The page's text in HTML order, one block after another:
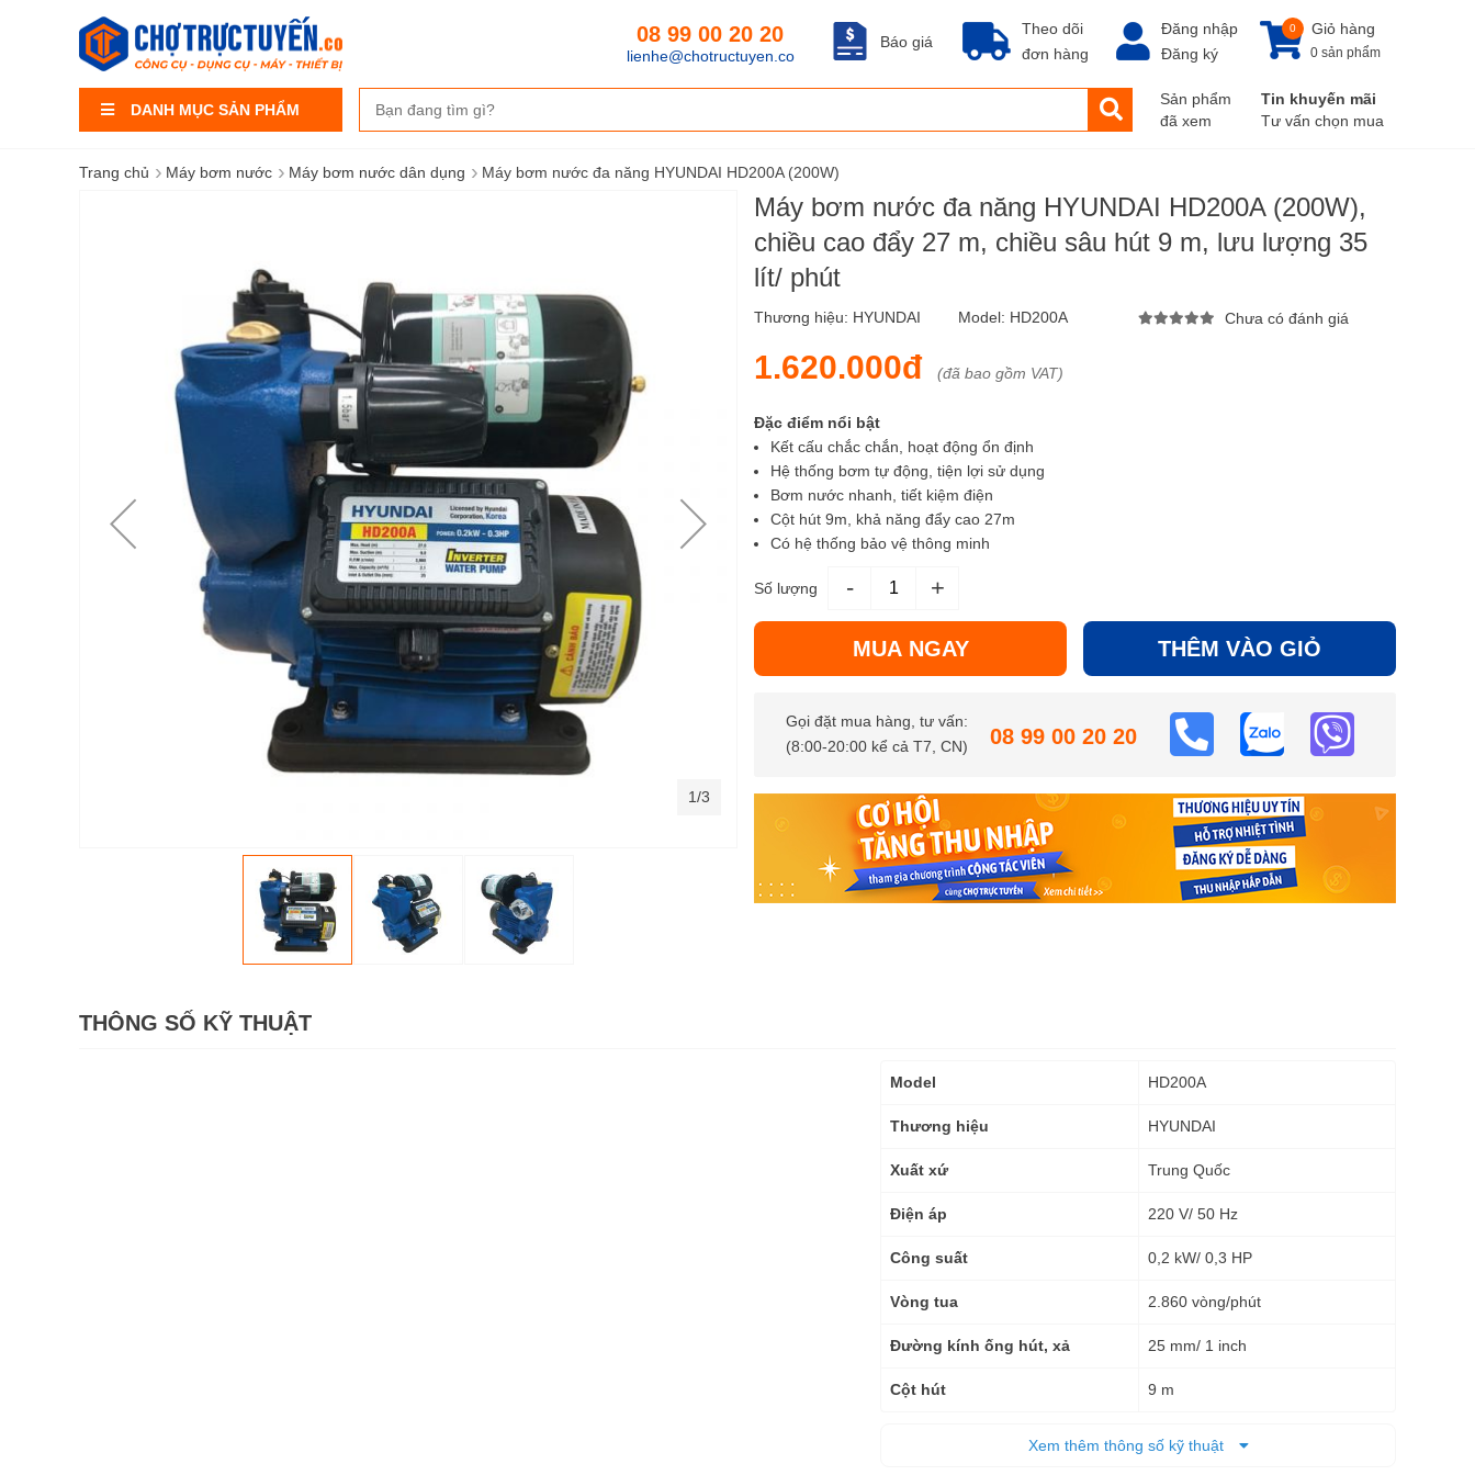
DANH MỤC SẢN PHẨM
Theo dõi
đơn hàng
Báo giá
08 99 00 20 20
lienhe@chotructuyen.co
Đăng nhập
Đăng ký
Giỏ hàng
0
0 sản phẩm
Sản phẩm
đã xem
Tin khuyến mãi
Tư vấn chọn mua
Trang chủ › Máy bơm nước › Máy bơm nước dân dụng › Máy bơm nước đa năng HYUNDAI HD200A (200W)
Máy bơm nước đa năng HYUNDAI HD200A (200W),
chiều cao đẩy 27 m, chiều sâu hút 9 m, lưu lượng 35
lít/ phút
Thương hiệu: HYUNDAI Model: HD200A Chưa có đánh giá
1.620.000đ (đã bao gồm VAT)
Đặc điểm nổi bật
Kết cấu chắc chắn, hoạt động ổn định
Hệ thống bơm tự động, tiện lợi sử dụng
Bơm nước nhanh, tiết kiệm điện
Cột hút 9m, khả năng đẩy cao 27m
Có hệ thống bảo vệ thông minh
Số lượng - +
MUA NGAY THÊM VÀO GIỎ
Gọi đặt mua hàng, tư vấn:
(8:00-20:00 kể cả T7, CN)
08 99 00 20 20
1/3
THÔNG SỐ KỸ THUẬT
kỹ
Model HD200A
Thương hiệu HYUNDAI
Xuất xứ Trung Quốc
Điện áp 220 V/ 50 Hz
Công suất 0,2 kW/ 0,3 HP
Vòng tua 2.860 vòng/phút
Đường kính ống hút, xả 25 mm/ 1 inch
Cột hút 9 m
Xem thêm thông số kỹ thuật